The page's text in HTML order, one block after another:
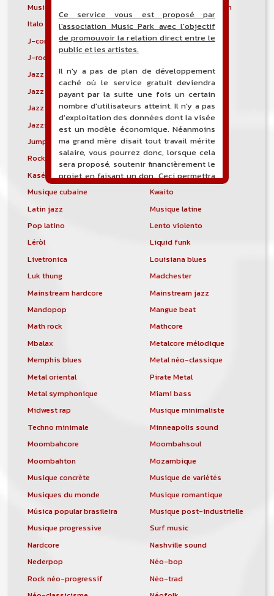
Musique irlandaise
Rock progressif italien
Italo Disco
Italo house
J-core
J-pop
J-rock
Jazz blues
Jazz modal
Jazz Nouvelle-Orléans
Jazz punk
Jazz vocal
Jazz-funk
Jazzstep
Jersey club
Jump blues
Jump-up
Rock canadien
Kansas City blues
Kasékò
Kizomba
Musique cubaine
Kwaito
Latin jazz
Musique latine
Pop latino
Lento violento
Léròl
Liquid funk
Livetronica
Louisiana blues
Luk thung
Madchester
Mainstream hardcore
Mainstream jazz
Mandopop
Mangue beat
Math rock
Mathcore
Mbalax
Metalcore mélodique
Memphis blues
Metal néo-classique
Metal oriental
Pirate Metal
Metal symphonique
Miami bass
Midwest rap
Musique minimaliste
Techno minimale
Minneapolis sound
Moombahcore
Moombahsoul
Moombahton
Mozambique
Musique concrète
Musique de variétés
Musiques du monde
Musique romantique
Música popular brasileira
Musique post-industrielle
Musique progressive
Surf music
Nardcore
Nashville sound
Nederpop
Néo-bop
Rock néo-progressif
Néo-trad
Ce service vous est proposé par
l'association Music Park avec l'objectif
de promouvoir la relation direct entre le
public et les artistes.
Il n'y a pas de plan de développement
caché où le service gratuit deviendra
payant par la suite une fois un certain
nombre d'utilisateurs atteint. Il n'y a pas
d'exploitation des données dont la visée
est un modèle économique. Néanmoins
ma grand mère disait tout travail mérite
salaire, vous pourrez donc, lorsque cela
sera proposé, soutenir financièrement le
projet en faisant un don. Ceci permettra
de financer l'hébergement, le nom de
de développement du site, et peut-être
une campagne de communication. Il va
comptabilité sera totalement publique
visible directement sur le site.
Un nouveau service de petites annonces
pour musicien vous est proposé sur le
site. Ce service permet, lorsque vous
êtes musiciens ou un groupe, un
orchestre, DJ, etc... de chercher un/des